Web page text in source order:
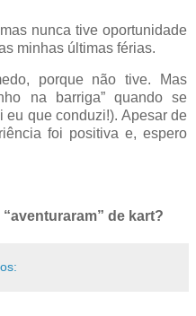
nunca tive oportunidade
minhas últimas férias.
porque não tive. Mas
na barriga” quando se
eu que conduzi!). Apesar de
foi positiva e, espero
de kart?